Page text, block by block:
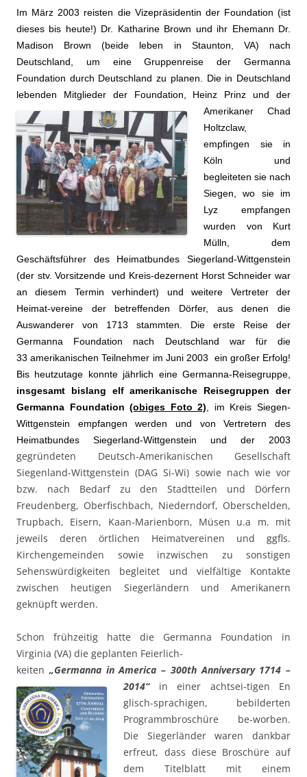
Im März 2003 reisten die Vizepräsidentin der Foundation (ist
dieses bis heute!) Dr. Katharine Brown und ihr Ehemann Dr.
Madison Brown (beide leben in Staunton, VA) nach
Deutschland, um eine Gruppenreise der Germanna
Foundation durch Deutschland zu planen. Die in Deutschland
lebenden Mitglieder der Foundation, Heinz Prinz und der
Amerikaner Chad
Holtzclaw,
empfingen sie in
Köln und
begleiteten sie nach
Siegen, wo sie im
Lyz empfangen
wurden von Kurt
Mülln, dem
Geschäftsführer des Heimatbundes Siegerland-Wittgenstein
(der stv. Vorsitzende und Kreis-dezernent Horst Schneider war
an diesem Termin verhindert) und weitere Vertreter der
Heimat-vereine der betreffenden Dörfer, aus denen die
Auswanderer von 1713 stammten. Die erste Reise der
Germanna Foundation nach Deutschland war für die
33 amerikanischen Teilnehmer im Juni 2003
ein großer Erfolg!
Bis heutzutage konnte jährlich eine Germanna-Reisegruppe
insgesamt bislang elf amerikanische Reisegruppen der
Germanna Foundation (obiges Foto 2) , im Kreis Siegen-
Wittgenstein empfangen werden und von Vertretern des
Heimatbundes Siegerland-Wittgenstein und der 2003
gegründeten Deutsch-Amerikanischen Gesellschaft
Siegenland-Wittgenstein (DAG Si-Wi) sowie nach wie vor
bzw. nach Bedarf zu den Stadtteilen und Dörfern
Freudenberg, Oberfischbach, Niederndorf, Oberschelden,
Trupbach, Eisern, Kaan-Marienborn, Müsen u.a m. mit
jeweils deren örtlichen Heimatvereinen und ggfls.
Kirchengemeinden sowie inzwischen zu sonstigen
Sehenswürdigkeiten begleitet und vielfältige Kontakte
zwischen heutigen Siegerländern und Amerikanern
geknüpft werden.
Schon frühzeitig hatte die Germanna Foundation in
Virginia (VA) die geplanten Feierlich-
keiten „Germanna in America – 300th Anniversary 1714 –
2014“
in einer achtsei-tigen En
glisch-sprachigen, bebilderten
Programmbroschüre be-worben.
Die Siegerländer waren dankbar
erfreut, dass diese Broschüre auf
dem Titelblatt mit einem